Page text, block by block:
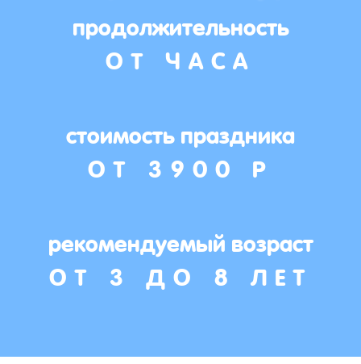
продолжительность
ОТ ЧАСА
стоимость праздника
ОТ 3900 Р
рекомендуемый возраст
ОТ 3 ДО 8 ЛЕТ